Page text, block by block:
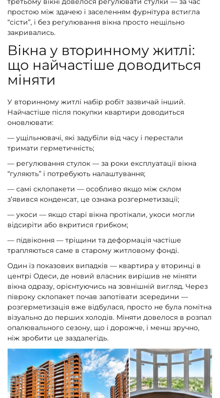
простою між здачею і заселенням фурнітура встигла
“сісти”, і без регулювання вікна просто нещільно
закривались.
Вікна у вторинному житлі:
що найчастіше доводиться
міняти
У вторинному житлі набір робіт зазвичай інший.
Найчастіше після покупки квартири доводиться
оновлювати:
— ущільнювачі, які задубіли від часу і перестали
тримати герметичність;
— регулювання стулок — за роки експлуатації вікна
“гуляють” і потребують налаштування;
— самі склопакети — особливо якщо між склом
з’явився конденсат, це ознака розгерметизації;
— укоси — якщо старі вікна протікали, укоси могли
відсиріти або вкритися грибком;
— підвіконня — тріщини та деформація частіше
трапляються саме в старому житловому фонді.
Один із показових випадків — квартира у вторинці в
центрі Одеси, де новий власник вирішив не міняти
вікна одразу, орієнтуючись на зовнішній вигляд. Через
півроку склопакет почав запотівати зсередини —
розгерметизація вже відбулася, просто не була помітна
візуально до перших холодів. Міняти довелося в розпал
опалювального сезону, що і дорожче, і менш зручно,
ніж зробити це заздалегідь.